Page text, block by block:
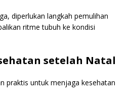
diperlukan langkah pemulihan
ritme tubuh ke kondisi
setelah Natal
praktis untuk menjaga kesehatan